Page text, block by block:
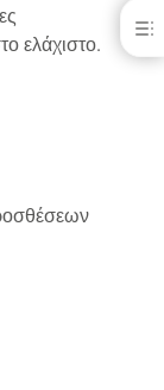
ελάχιστο.